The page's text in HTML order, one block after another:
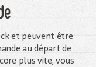
et peuvent être
au départ de
plus vite, vous